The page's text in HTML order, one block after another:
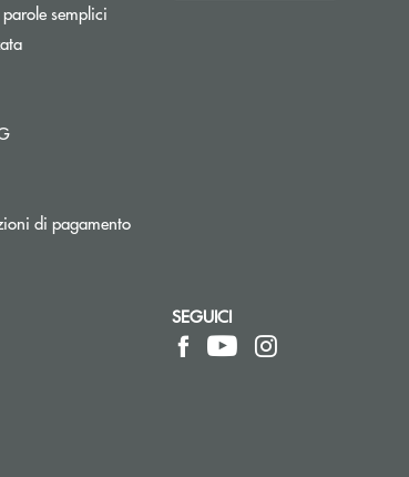
semplici
Apre una nuova finestra
finestra
di pagamento
elettronica)
SEGUICI